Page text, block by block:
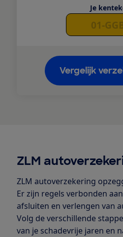
Je
Vergelijk
ZLM
ZLM autoverzekering
Er zijn regels verbonden
afsluiten en verlengen van
Volg de verschillende
van je schadevrije jaren en